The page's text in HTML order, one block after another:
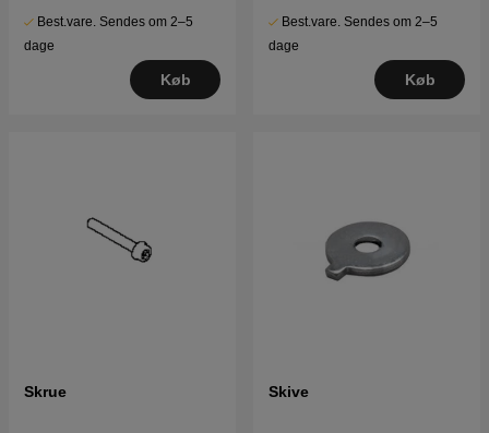
Best.vare. Sendes om 2–5
dage
Køb
Best.vare. Sendes om 2–5
dage
Køb
Skrue Skive